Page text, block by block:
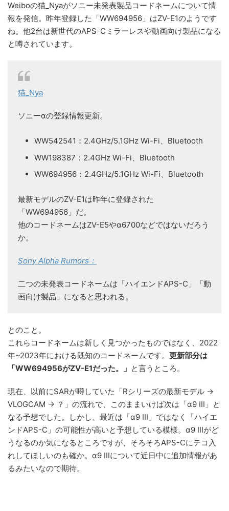
Weiboの猫_Nyaがソニー未発表製品コードネームについて情
報を発信。昨年登録した「WW694956」はZV-E1のようです
ね。他2台は新世代のAPS-Cミラーレスや動画向け製品になる
と噂されています。
猫_Nya
ソニーαの登録情報更新。
WW542541：2.4GHz/5.1GHz Wi-Fi、Bluetooth
WW198387：2.4GHz Wi-Fi、Bluetooth
WW694956：2.4GHz/5.1GHz Wi-Fi、Bluetooth
最新モデルのZV-E1は昨年に登録された
「WW694956」だ。
他のコードネームはZV-E5やα6700などではないだろう
か。
Sony Alpha Rumors：
二つの未発表コードネームは「ハイエンドAPS-C」「動
画向け製品」になると思われる。
とのこと。
これらコードネームは新しく見つかったものではなく、2022
年~2023年における既知のコードネームです。 更新部分は
「WW694956がZV-E1だった。」 と言うところ。
現在、以前にSARが噂していた「Rシリーズの最新モデル →
VLOGCAM → ？」の流れで、このままいけば次は「α9 III」と
なる予想でした。しかし、最近は「α9 III」ではなく「ハイエ
ンドAPS-C」の可能性が高いと予想している模様。α9 IIIがど
うなるのか気になるところですが、そろそろAPS-Cにテコ入
れしてほしいのも確か。α9 IIIについて近日中に追加情報があ
るみたいなので期待。